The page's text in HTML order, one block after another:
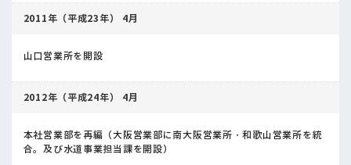
2011年（平成23年） 4月
山口営業所を開設
2012年（平成24年） 4月
本社営業部を再編（大阪営業部に南大阪営業所・和歌山営業所を統
合。及び水道事業担当課を開設）